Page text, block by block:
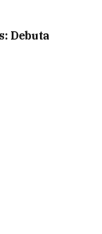
Debuta